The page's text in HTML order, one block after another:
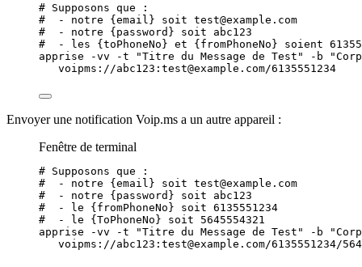
# Supposons que :
#  - notre {email} soit test@example.com
#  - notre {password} soit abc123
#  - les {toPhoneNo} et {fromPhoneNo} soient
apprise
-vv -t "Titre du Message de Test " -b "
voipms://abc123:test@example.com/6135551234
Envoyer une notification Voip.ms a un autre appareil :
Fenêtre de terminal
# Supposons que :
#  - notre {email} soit test@example.com
#  - notre {password} soit abc123
#  - le {fromPhoneNo} soit 6135551234
#  - le {ToPhoneNo} soit 5645554321
apprise
-vv -t "Titre du Message de Test " -b "
voipms://abc123:test@example.com/6135551234/